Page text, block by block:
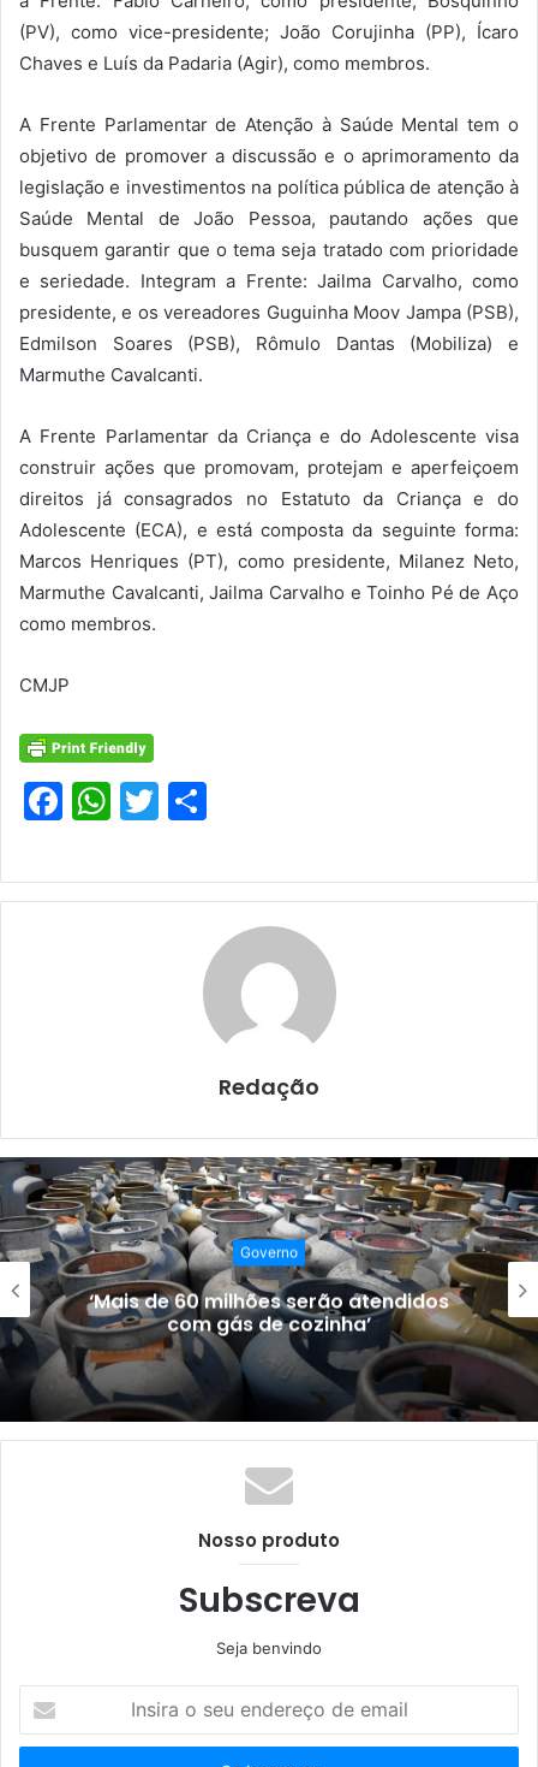
(PV), como vice-presidente; João Corujinha (PP), Ícaro
Chaves e Luís da Padaria (Agir), como membros.
A Frente Parlamentar de Atenção à Saúde Mental tem o
objetivo de promover a discussão e o aprimoramento da
legislação e investimentos na política pública de atenção à
Saúde Mental de João Pessoa, pautando ações que
busquem garantir que o tema seja tratado com prioridade
e seriedade. Integram a Frente: Jailma Carvalho, como
presidente, e os vereadores Guguinha Moov Jampa (PSB),
Edmilson Soares (PSB), Rômulo Dantas (Mobiliza) e
Marmuthe Cavalcanti.
A Frente Parlamentar da Criança e do Adolescente visa
construir ações que promovam, protejam e aperfeiçoem
direitos já consagrados no Estatuto da Criança e do
Adolescente (ECA), e está composta da seguinte forma:
Marcos Henriques (PT), como presidente, Milanez Neto,
Marmuthe Cavalcanti, Jailma Carvalho e Toinho Pé de Aço
como membros.
CMJP
F
c
e
W
at
s
T
itt
er
ar
e
Redação
Governo
Procon-CG vai apresentar o Programa
Procon Saúde
Nosso produto
Subscreva
Seja benvindo
seu